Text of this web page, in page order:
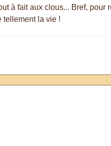
à fait aux clous... Bref, pour
tellement la vie !